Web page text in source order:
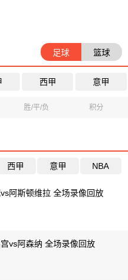
足球 篮球
西甲 意甲
胜/平/负 积分
西甲 意甲 NBA
阿斯顿维拉 全场录像回放
vs阿森纳 全场录像回放